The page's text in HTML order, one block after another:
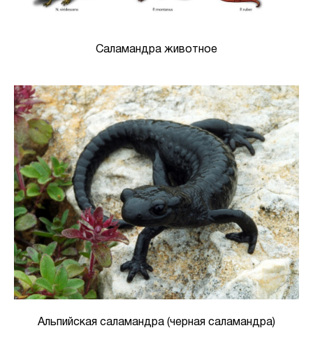
Саламандра животное
Альпийская саламандра (черная саламандра)